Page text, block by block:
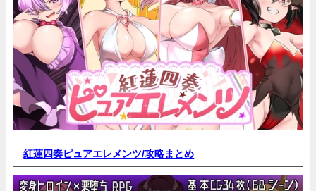
紅蓮四奏ピュアエレメンツ/攻略まとめ